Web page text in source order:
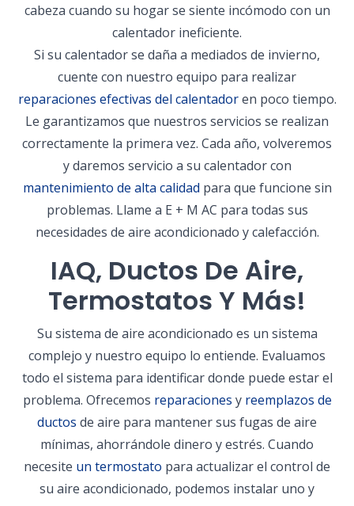
cabeza cuando su hogar se siente incómodo con un
calentador ineficiente.
Si su calentador se daña a mediados de invierno,
cuente con nuestro equipo para realizar
reparaciones efectivas del calentadoren poco tiempo.
Le garantizamos que nuestros servicios se realizan
correctamente la primera vez. Cada año, volveremos
y daremos servicio a su calentador con
mantenimiento de alta calidad para que funcione sin
problemas. Llame a E + M AC para todas sus
necesidades de aire acondicionado y calefacción.
IAQ, Ductos De Aire,
Termostatos Y Más!
Su sistema de aire acondicionado es un sistema
complejo y nuestro equipo lo entiende. Evaluamos
todo el sistema para identificar donde puede estar el
problema. Ofrecemos reparaciones y reemplazos de
ductos de aire para mantener sus fugas de aire
mínimas, ahorrándole dinero y estrés. Cuando
necesite un termostato para actualizar el control de
su aire acondicionado, podemos instalar uno y